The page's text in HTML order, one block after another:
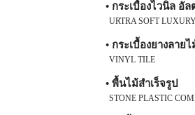
• กระเบื้องไวนิล อั
URTRA SOFT
• กระเบื้องยางลาย
VINYL TILE
• พื้นไม้สำเร็จรูป
STONE PLASTIC